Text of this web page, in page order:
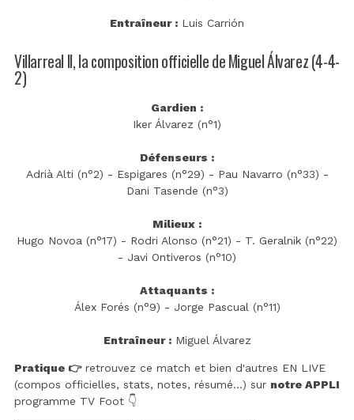
Entraîneur : Luis Carrión
Villarreal II, la composition officielle de Miguel Álvarez (4-4-
2)
Gardien :
Iker Álvarez (n°1)
Défenseurs :
Adrià Alti (n°2) - Espigares (n°29) - Pau Navarro (n°33) -
Dani Tasende (n°3)
Milieux :
Hugo Novoa (n°17) - Rodri Alonso (n°21) - T. Geralnik (n°22)
- Javi Ontiveros (n°10)
Attaquants :
Álex Forés (n°9) - Jorge Pascual (n°11)
Entraîneur :Miguel Álvarez
Pratique 👉retrouvez ce match et bien d'autres EN LIVE
(compos officielles, stats, notes, résumé...) sur notre APPLI
programme TV Foot 👇